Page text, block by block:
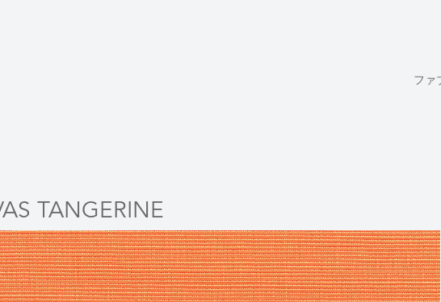
フ
TANGERINE